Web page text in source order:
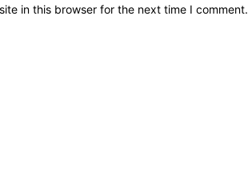
in this browser for the next time I comment.